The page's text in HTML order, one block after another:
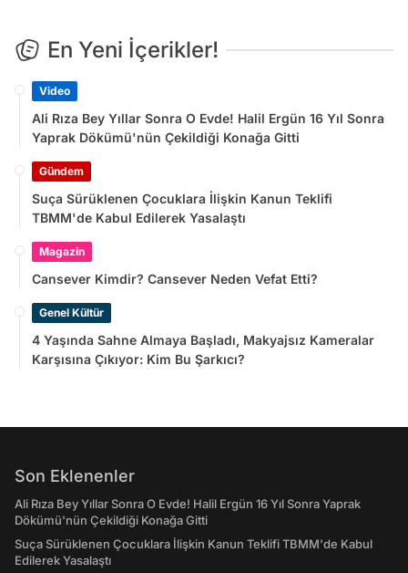
En Yeni İçerikler!
Video
Ali Rıza Bey Yıllar Sonra O Evde! Halil Ergün 16 Yıl Sonra
Yaprak Dökümü'nün Çekildiği Konağa Gitti
Gündem
Suça Sürüklenen Çocuklara İlişkin Kanun Teklifi
TBMM'de Kabul Edilerek Yasalaştı
Magazin
Cansever Kimdir? Cansever Neden Vefat Etti?
Genel Kültür
4 Yaşında Sahne Almaya Başladı, Makyajsız Kameralar
Karşısına Çıkıyor: Kim Bu Şarkıcı?
Son Eklenenler
Ali Rıza Bey Yıllar Sonra O Evde! Halil Ergün 16 Yıl Sonra Yaprak
Dökümü'nün Çekildiği Konağa Gitti
Suça Sürüklenen Çocuklara İlişkin Kanun Teklifi TBMM'de Kabul
Edilerek Yasalaştı